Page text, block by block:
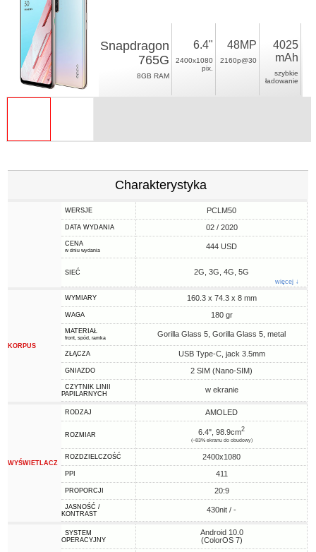
Snapdragon
765G
8GB RAM
6.4"
2400x1080
pix.
48MP
2160p@30
4025
mAh
szybkie
ładowanie
Charakterystyka
WERSJE PCLM50
DATA WYDANIA 02 / 2020
CENA
w dniu wydania 444 USD
SIEĆ 2G, 3G, 4G, 5G
więcej ↓
KORPUS
WYMIARY 160.3 x 74.3 x 8 mm
WAGA 180 gr
MATERIAŁ
front, spód, ramka Gorilla Glass 5, Gorilla Glass 5, metal
ZŁĄCZA USB Type-C, jack 3.5mm
GNIAZDO 2 SIM (Nano-SIM)
CZYTNIK LINII
PAPILARNYCH
w ekranie
WYŚWIETLACZ
RODZAJ AMOLED
ROZMIAR 6.4", 98.9cm2
(~83% ekranu do obudowy)
ROZDZIELCZOŚĆ 2400x1080
PPI 411
PROPORCJI 20:9
JASNOŚĆ /
KONTRAST
430nit / -
SYSTEM
OPERACYJNY
Android 10.0
(ColorOS 7)